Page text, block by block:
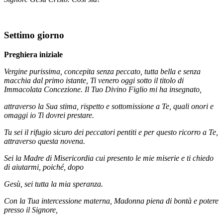
Settimo giorno
Preghiera iniziale
Vergine purissima, concepita senza peccato, tutta bella e senza
macchia dal primo istante, Ti venero oggi sotto il titolo di
Immacolata Concezione. Il Tuo Divino Figlio mi ha insegnato,
attraverso la Sua stima, rispetto e sottomissione a Te, quali onori e
omaggi io Ti dovrei prestare.
Tu sei il rifugio sicuro dei peccatori pentiti e per questo ricorro a Te,
attraverso questa novena.
Sei la Madre di Misericordia cui presento le mie miserie e ti chiedo
di aiutarmi, poiché, dopo
Gesù, sei tutta la mia speranza.
Con la Tua intercessione materna, Madonna piena di bontà e potere
presso il Signore,